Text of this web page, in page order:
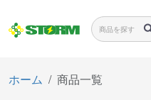
ホーム 商品一覧